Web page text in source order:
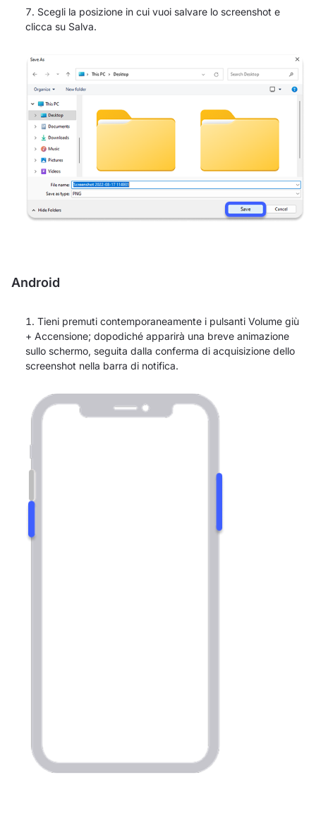
Scegli la posizione in cui vuoi salvare lo screenshot e
clicca su Salva.
Android
Tieni premuti contemporaneamente i pulsanti Volume giù
+ Accensione; dopodiché apparirà una breve animazione
sullo schermo, seguita dalla conferma di acquisizione dello
screenshot nella barra di notifica.